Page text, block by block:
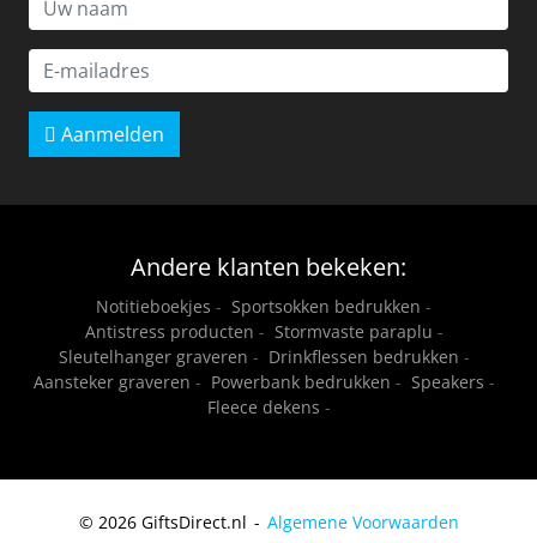
Aanmelden
Andere klanten bekeken:
Notitieboekjes - Sportsokken bedrukken -
Antistress producten - Stormvaste paraplu -
Sleutelhanger graveren - Drinkflessen bedrukken -
Aansteker graveren - Powerbank bedrukken - Speakers -
Fleece dekens -
© 2026 GiftsDirect.nl
Algemene Voorwaarden